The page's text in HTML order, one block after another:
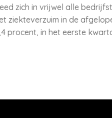
zich in vrijwel alle
ziekteverzuim in de
procent, in het eerste